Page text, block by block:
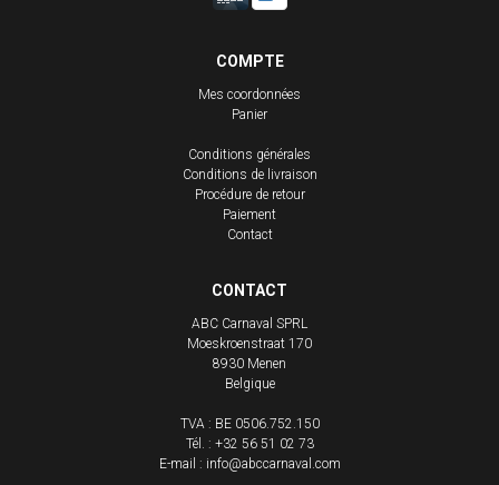
COMPTE
Mes coordonnées
Panier
Conditions générales
Conditions de livraison
Procédure de retour
Paiement
Contact
CONTACT
ABC Carnaval SPRL
Moeskroenstraat 170
8930 Menen
Belgique
TVA : BE 0506.752.150
Tél. : +32 56 51 02 73
E-mail : info@abccarnaval.com